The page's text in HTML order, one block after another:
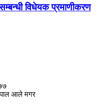
विधेयक प्रमाणीकरण
आले मगर